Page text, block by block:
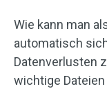
Wie kann man
automatisch
Datenverlusten
wichtige